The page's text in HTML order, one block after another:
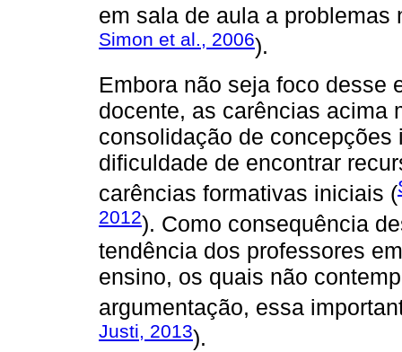
em sala de aula a problemas
Simon et al., 2006).
Embora não seja foco desse
docente, as carências acima
consolidação de
dificuldade de encontrar
carências formativas iniciais (
2012). Como consequência
tendência dos professores
ensino, os quais não
argumentação, essa
Justi, 2013).